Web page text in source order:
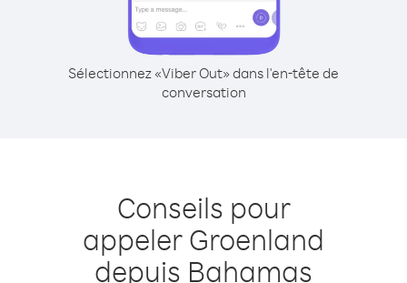
Sélectionnez «Viber Out» dans l'en-tête de
conversation
Conseils pour
appeler Groenland
depuis Bahamas